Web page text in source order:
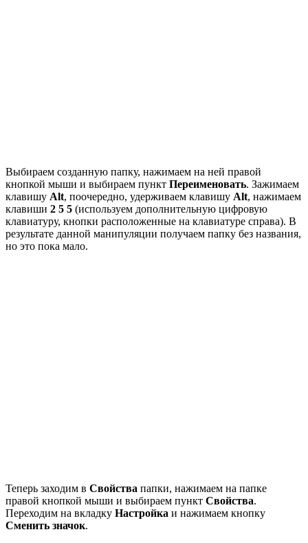
Выбираем созданную папку, нажимаем на ней правой
кнопкой мыши и выбираем пункт Переименовать. Зажимаем
клавишу Alt, поочередно, удерживаем клавишу Alt, нажимаем
клавиши 2 5 5 (используем дополнительную цифровую
клавиатуру, кнопки расположенные на клавиатуре справа). В
результате данной манипуляции получаем папку без названия,
но это пока мало.
Теперь заходим в Свойства папки, нажимаем на папке
правой кнопкой мыши и выбираем пункт Свойства.
Переходим на вкладку Настройка и нажимаем кнопку
Сменить значок.